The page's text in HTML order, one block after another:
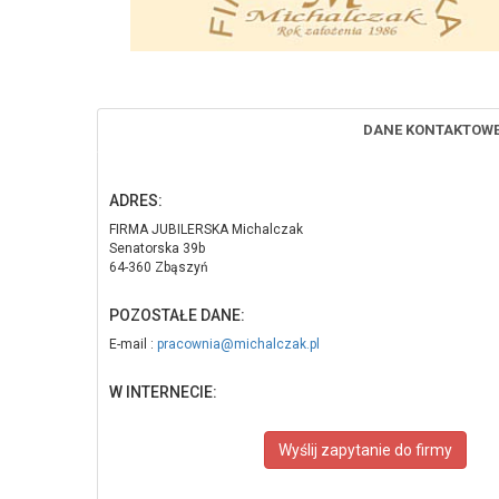
DANE
ADRES:
FIRMA JUBILERSKA Michalczak
Senatorska 39b
64-360 Zbąszyń
POZOSTAŁE DANE:
E-mail : pracownia@michalczak.pl
W INTERNECIE:
Wyślij zapytanie do firmy